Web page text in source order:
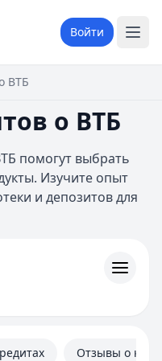
Войти
ВТБ
о ВТБ
помогут выбрать
Изучите опыт
и депозитов для
Отзывы о